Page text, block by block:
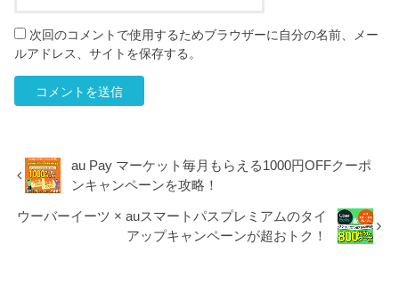
次回のコメントで使用するためブラウザーに自分の名前、メー
ルアドレス、サイトを保存する。
au Pay マーケット毎月もらえる1000円OFFクーポ
ンキャンペーンを攻略！
ウーバーイーツ × auスマートパスプレミアムのタイ
アップキャンペーンが超おトク！